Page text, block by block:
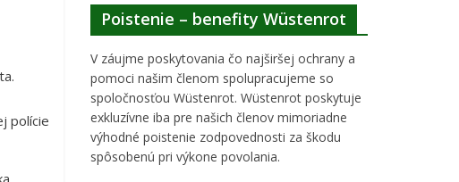
polície
Poistenie – benefity Wüstenrot
V záujme poskytovania čo najširšej ochrany a
pomoci našim členom spolupracujeme so
spoločnosťou Wüstenrot. Wüstenrot poskytuje
exkluzívne iba pre našich členov mimoriadne
výhodné poistenie zodpovednosti za škodu
spôsobenú pri výkone povolania.